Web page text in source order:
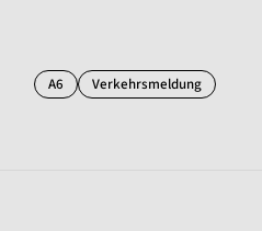
A6 Verkehrsmeldung